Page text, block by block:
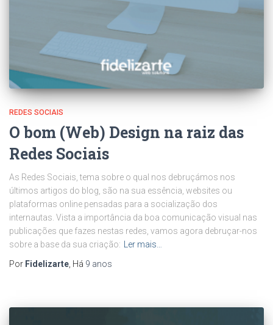
REDES SOCIAIS
O bom (Web) Design na raiz das
Redes Sociais
As Redes Sociais, tema sobre o qual nos debruçámos nos
últimos artigos do blog, são na sua essência, websites ou
plataformas online pensadas para a socialização dos
internautas. Vista a importância da boa comunicação visual nas
publicações que fazes nestas redes, vamos agora debruçar-nos
sobre a base da sua criação: Ler mais…
Por Fidelizarte, Há 9 anos